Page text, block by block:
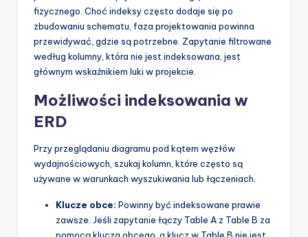
fizycznego. Choć indeksy często dodaje się po
zbudowaniu schematu, faza projektowania powinna
przewidywać, gdzie są potrzebne. Zapytanie filtrowane
według kolumny, która nie jest indeksowana, jest
głównym wskaźnikiem luki w projekcie.
Możliwości indeksowania w
ERD
Przy przeglądaniu diagramu pod kątem węzłów
wydajnościowych, szukaj kolumn, które często są
używane w warunkach wyszukiwania lub łączeniach.
Klucze obce: Powinny być indeksowane prawie
zawsze. Jeśli zapytanie łączy Table A z Table B za
pomocą klucza obcego, a klucz w Table B nie jest